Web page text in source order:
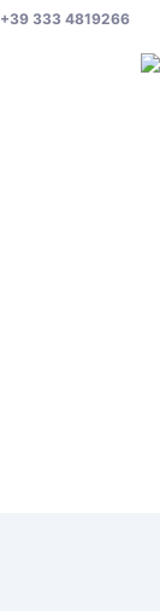
+39 333 4819266